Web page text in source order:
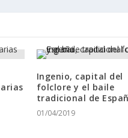
Ingenio, capital del
folclore y el baile
tradicional de
01/04/2019